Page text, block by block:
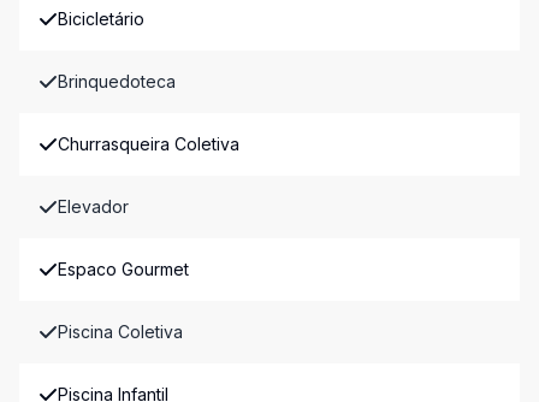
Bicicletário
Brinquedoteca
Churrasqueira Coletiva
Elevador
Espaco Gourmet
Piscina Coletiva
Piscina Infantil